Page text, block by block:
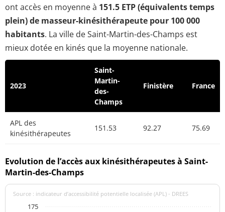
ont accès en moyenne à 151.5 ETP (équivalents temps
plein) de masseur-kinésithérapeute pour 100 000
habitants. La ville de Saint-Martin-des-Champs est
mieux dotée en kinés que la moyenne nationale.
2023
Saint-
Martin-
des-
Champs
Finistère France
APL des
kinésithérapeutes
151.53 92.27 75.69
Evolution de l’accès aux kinésithérapeutes à Saint-
Martin-des-Champs
Source : indicateur d’accessibilité potentielle localisée (APL) - DREES
175